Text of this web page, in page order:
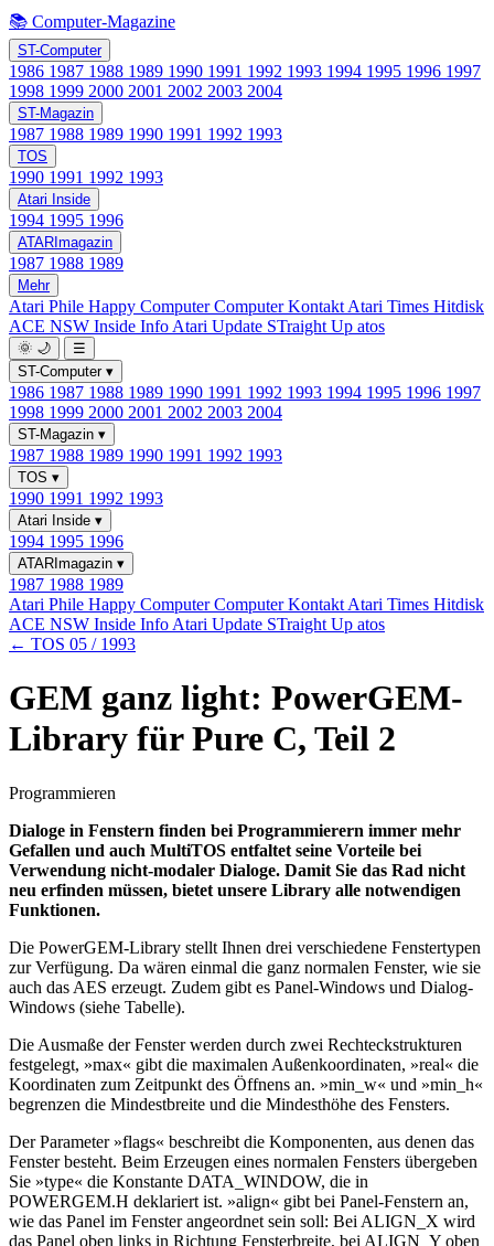
📚 Computer-Magazine
ST-Computer
1986 1987 1988 1989 1990 1991 1992 1993 1994 1995 1996 1997
1998 1999 2000 2001 2002 2003 2004
ST-Magazin
1987 1988 1989 1990 1991 1992 1993
TOS
1990 1991 1992 1993
Atari Inside
1994 1995 1996
ATARImagazin
1987 1988 1989
Mehr
Atari Phile Happy ComputerComputer Kontakt Atari Times Hitdisk
ACE NSW Inside Info Atari Update STraight Up atos
🌞 🌙
☰
ST-Computer ▾
1986 1987 1988 1989 1990 1991 1992 1993 1994 1995 1996 1997
1998 1999 2000 2001 2002 2003 2004
ST-Magazin ▾
1987 1988 1989 1990 1991 1992 1993
TOS ▾
1990 1991 1992 1993
Atari Inside ▾
1994 1995 1996
ATARImagazin ▾
1987 1988 1989
Atari Phile Happy ComputerComputer Kontakt Atari Times Hitdisk
ACE NSW Inside Info Atari Update STraight Up atos
← TOS 05 / 1993
GEM ganz light: PowerGEM-
Library für Pure C, Teil 2
Programmieren
Dialoge in Fenstern finden bei Programmierern immer mehr
Gefallen und auch MultiTOS entfaltet seine Vorteile bei
Verwendung nicht-modaler Dialoge. Damit Sie das Rad nicht
neu erfinden müssen, bietet unsere Library alle notwendigen
Funktionen.
Die PowerGEM-Library stellt Ihnen drei verschiedene Fenstertypen
zur Verfügung. Da wären einmal die ganz normalen Fenster, wie sie
auch das AES erzeugt. Zudem gibt es Panel-Windows und Dialog-
Windows (siehe Tabelle).
Die Ausmaße der Fenster werden durch zwei Rechteckstrukturen
festgelegt, »max« gibt die maximalen Außenkoordinaten, »real« die
Koordinaten zum Zeitpunkt des Öffnens an. »min_w« und »min_h«
begrenzen die Mindestbreite und die Mindesthöhe des Fensters.
Der Parameter »flags« beschreibt die Komponenten, aus denen das
Fenster besteht. Beim Erzeugen eines normalen Fensters übergeben
Sie »type« die Konstante DATA_WINDOW, die in
POWERGEM.H deklariert ist. »align« gibt bei Panel-Fenstern an,
wie das Panel im Fenster angeordnet sein soll: Bei ALIGN_X wird
das Panel oben links in Richtung Fensterbreite, bei ALIGN_Y oben